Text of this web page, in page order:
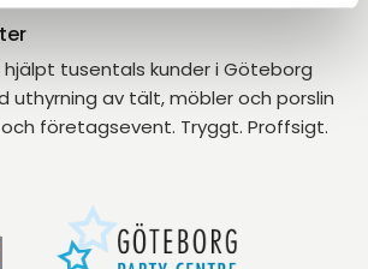
hjälpt tusentals kunder i Göteborg
uthyrning av tält, möbler och porslin
företagsevent. Tryggt. Proffsigt.